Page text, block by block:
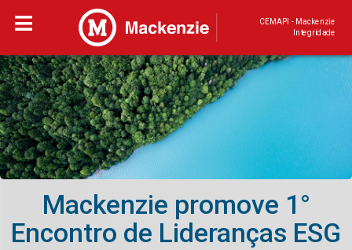
CEMAPI - Mackenzie
Integridade
Mackenzie promove 1°
Encontro de Lideranças ESG